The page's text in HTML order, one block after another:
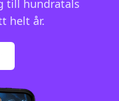
till hundratals
helt år.